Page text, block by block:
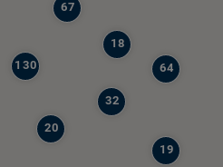
64
67
130
19
18
32
20